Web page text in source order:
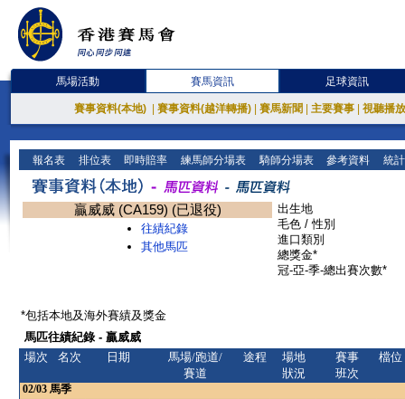
馬場活動 賽馬資訊 足球資訊
賽事資料(本地) 賽事資料(越洋轉播) 賽馬新聞 主要賽事 視聽播
報名表 排位表 即時賠率 練馬師分場表 騎師分場表 參考資料 統
贏威威 (CA159) (已退役)
往績紀錄
其他馬匹
出生地
毛色 / 性別
進口類別
總獎金*
冠-亞-季-總出賽次數*
*包括本地及海外賽績及獎金
馬匹往績紀錄 - 贏威威
場次
名次 日期
馬場/跑道/
賽道
途程
場地
狀況
賽事
班次
檔位
02/03 馬季